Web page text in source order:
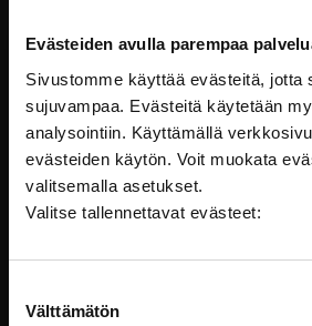
Evästeiden avulla parempaa
Sivustomme käyttää evästeitä, jotta
sujuvampaa. Evästeitä käytetään
analysointiin. Käyttämällä
evästeiden käytön. Voit muokata
valitsemalla asetukset.
Valitse tallennettavat evästeet:
valinta
Välttämätön
Julkisilla hankinnoilla kestävä
Tänään julkaistu eOppivan koulutus
sektorin työntekijöille hankintojen
perinpohjaista muutosta.